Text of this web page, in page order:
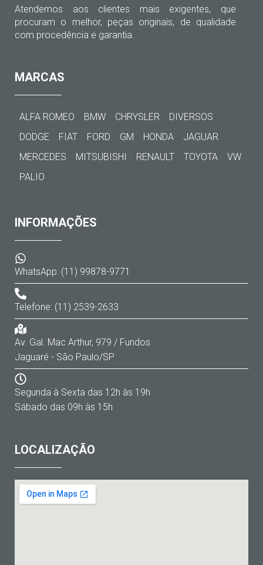
Atendemos aos clientes mais exigentes, que
procuram o melhor, peças originais, de qualidade
com procedência e garantia.
MARCAS
ALFA ROMEO BMW CHRYSLER
DIVERSOS
DODGE
FIAT FORD GM HONDA
JAGUAR
MERCEDES
MITSUBISHI RENAULT TOYOTA
VW
PALIO
INFORMAÇÕES
WhatsApp: (11) 99878-9771
Telefone: (11) 2539-2633
Av. Gal. Mac Arthur, 979 / Fundos
Jaguaré - São Paulo/SP
Segunda à Sexta das 12h às 19h
Sábado das 09h às 15h
LOCALIZAÇÃO